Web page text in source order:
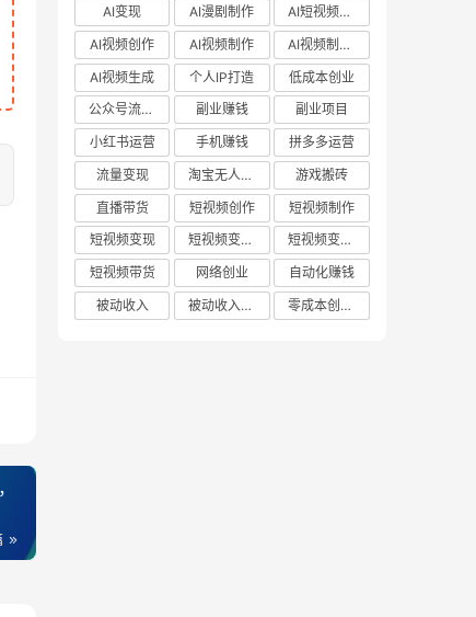
AI变现 AI漫剧制作
AI短视频制作
AI视频创作
AI视频制作
AI视频制作教程
AI视频生成
个人IP打造
低成本创业
公众号流量主
副业赚钱
副业项目
小红书运营
手机赚钱
拼多多运营
流量变现
淘宝无人直播
游戏搬砖
直播带货
短视频创作
短视频制作
短视频变现
短视频变现技巧
短视频变现方法
短视频带货
网络创业
自动化赚钱
被动收入
被动收入项目 零成本创业项目